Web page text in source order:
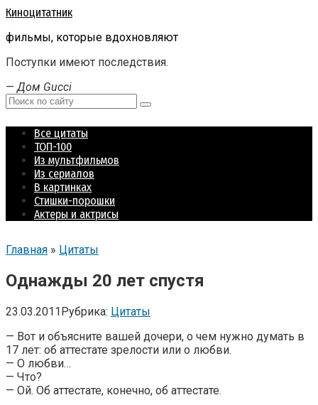
Перейти
контенту
Киноцитатник
фильмы, которые вдохновляют
Поступки имеют последствия.
—Дом Gucci
Поиск:
Все цитаты
ТОП-100
Из мультфильмов
Из сериалов
В картинках
Стишки-порошки
Актеры и актрисы
Главная » Цитаты
Однажды 20 лет спустя
23.03.2011Рубрика: Цитаты
— Вот и объясните вашей дочери, о чем нужно думать в
17 лет: об аттестате зрелости или о любви.
— О любви…
— Что?
— Ой. Об аттестате, конечно, об аттестате.